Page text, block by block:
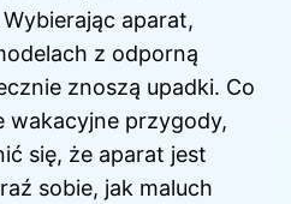
aparat,
z odporną
znoszą upadki. Co
wakacyjne przygody,
się, że aparat jest
sobie, jak maluch